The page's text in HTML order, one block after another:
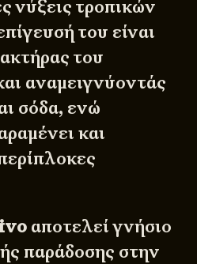
νύξεις τροπικών
του είναι
του
αναμειγνύοντάς
σόδα, ενώ
και
αποτελεί γνήσιο
παράδοσης στην